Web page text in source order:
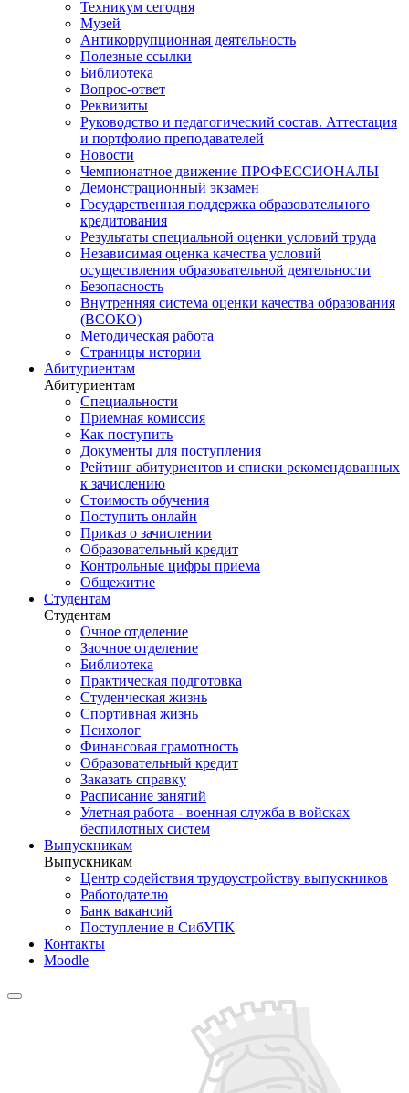
Техникум сегодня
Музей
Антикоррупционная деятельность
Полезные ссылки
Библиотека
Вопрос-ответ
Реквизиты
Руководство и педагогический состав. Аттестация
и портфолио преподавателей
Новости
Чемпионатное движение ПРОФЕССИОНАЛЫ
Демонстрационный экзамен
Государственная поддержка образовательного
кредитования
Результаты специальной оценки условий труда
Независимая оценка качества условий
осуществления образовательной деятельности
Безопасность
Внутренняя система оценки качества образования
(ВСОКО)
Методическая работа
Страницы истории
Абитуриентам
Абитуриентам
Специальности
Приемная комиссия
Как поступить
Документы для поступления
Рейтинг абитуриентов и списки рекомендованных
к зачислению
Стоимость обучения
Поступить онлайн
Приказ о зачислении
Образовательный кредит
Контрольные цифры приема
Общежитие
Студентам
Студентам
Очное отделение
Заочное отделение
Библиотека
Практическая подготовка
Студенческая жизнь
Спортивная жизнь
Психолог
Финансовая грамотность
Образовательный кредит
Заказать справку
Расписание занятий
Улетная работа - военная служба в войсках
беспилотных систем
Выпускникам
Выпускникам
Центр содействия трудоустройству выпускников
Работодателю
Банк вакансий
Поступление в СибУПК
Контакты
Moodle